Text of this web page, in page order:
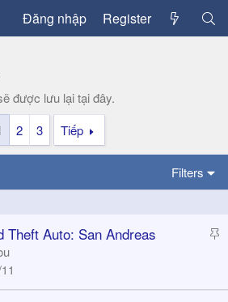
Đăng nhập Register
được lưu lại tại đây.
2 3 Tiếp
Filters
S
c
Theft Auto: San Andreas